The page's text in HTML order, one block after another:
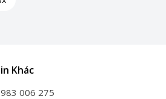
Khác
006 275